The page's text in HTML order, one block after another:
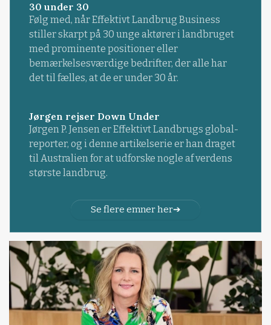
30 under 30
Følg med, når Effektivt Landbrug Business
stiller skarpt på 30 unge aktører i landbruget
med prominente positioner eller
bemærkelsesværdige bedrifter, der alle har
det til fælles, at de er under 30 år.
Jørgen rejser Down Under
Jørgen P. Jensen er Effektivt Landbrugs global-
reporter, og i denne artikelserie er han draget
til Australien for at udforske nogle af verdens
største landbrug.
Se flere emner her